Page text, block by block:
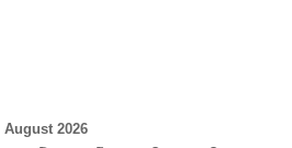
August 2026